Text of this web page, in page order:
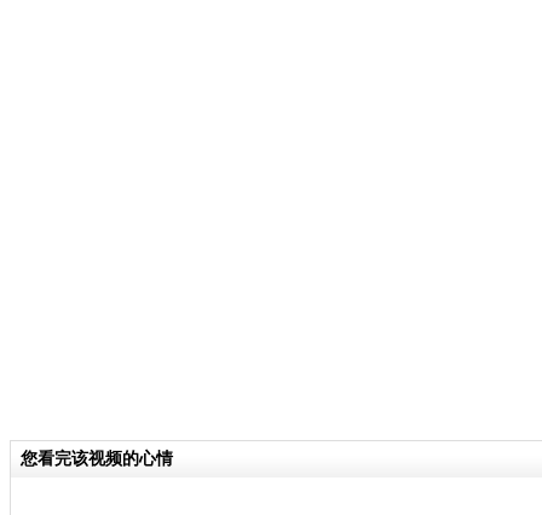
您看完该视频的心情